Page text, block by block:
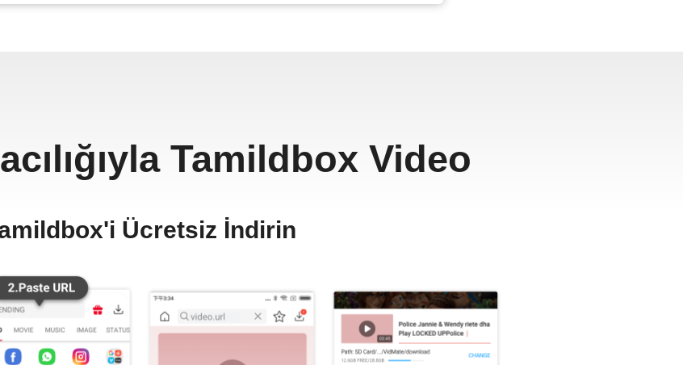
Tamildbox Video
Ücretsiz İndirin